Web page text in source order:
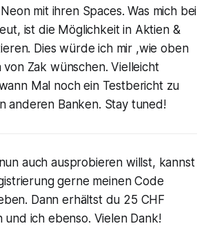
mit ihren Spaces. Was mich bei
ist die Möglichkeit in Aktien &
Dies würde ich mir ,wie oben
Zak wünschen. Vielleicht
Mal noch ein Testbericht zu
anderen Banken. Stay tuned!
auch ausprobieren willst, kannst
gerne meinen Code
Dann erhältst du 25 CHF
ich ebenso. Vielen Dank!